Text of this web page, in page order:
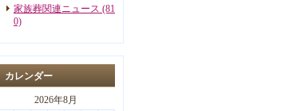
家族葬関連ニュース (81
0)
カレンダー
2026年8月